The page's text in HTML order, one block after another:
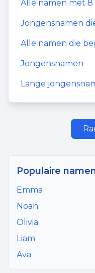
Alle namen met 8
Jongensnamen
Alle namen die
Jongensnamen
Lange
Populaire
Emma
Noah
Olivia
Liam
Ava